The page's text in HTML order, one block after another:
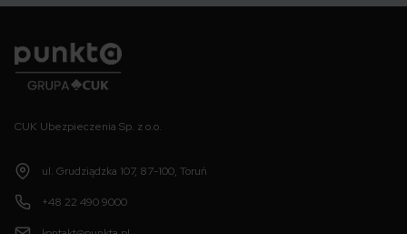
CUK Ubezpieczenia Sp. z o.o.
ul. Grudziądzka 107, 87-100, Toruń
+48 22 490 9000